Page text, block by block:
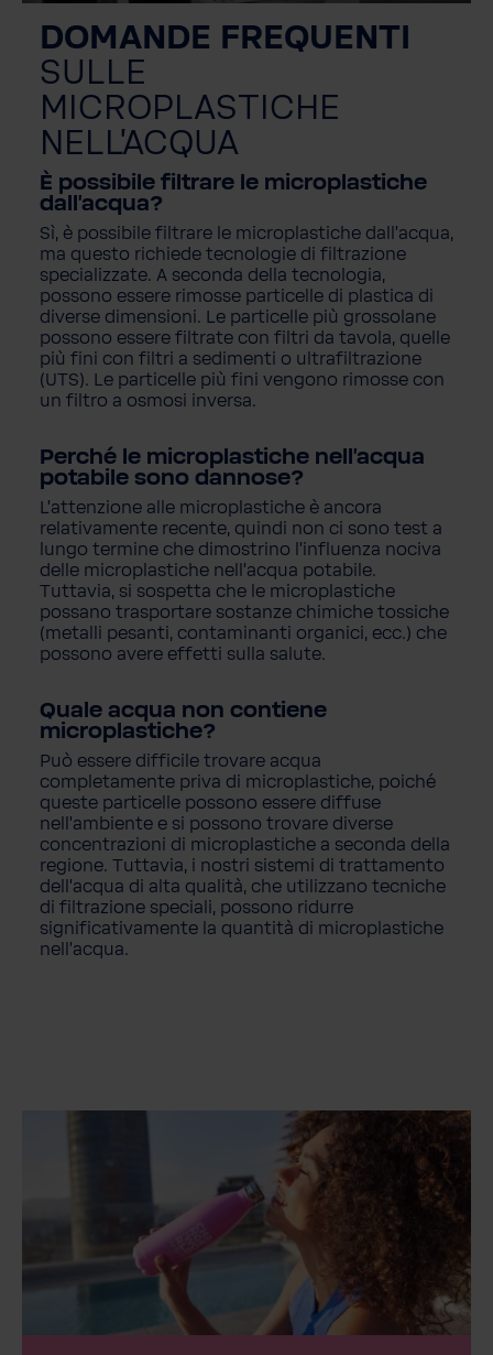
DOMANDE FREQUENTI
SULLE
MICROPLASTICHE
NELL'ACQUA
È possibile filtrare le microplastiche
dall'acqua?
Sì, è possibile filtrare le microplastiche dall'acqua,
ma questo richiede tecnologie di filtrazione
specializzate. A seconda della tecnologia,
possono essere rimosse particelle di plastica di
diverse dimensioni. Le particelle più grossolane
possono essere filtrate con filtri da tavola, quelle
più fini con filtri a sedimenti o ultrafiltrazione
(UTS). Le particelle più fini vengono rimosse con
un filtro a osmosi inversa.
Perché le microplastiche nell'acqua
potabile sono dannose?
L'attenzione alle microplastiche è ancora
relativamente recente, quindi non ci sono test a
lungo termine che dimostrino l'influenza nociva
delle microplastiche nell'acqua potabile.
Tuttavia, si sospetta che le microplastiche
possano trasportare sostanze chimiche tossiche
(metalli pesanti, contaminanti organici, ecc.) che
possono avere effetti sulla salute.
Quale acqua non contiene
microplastiche?
Può essere difficile trovare acqua
completamente priva di microplastiche, poiché
queste particelle possono essere diffuse
nell'ambiente e si possono trovare diverse
concentrazioni di microplastiche a seconda della
regione. Tuttavia, i nostri sistemi di trattamento
dell'acqua di alta qualità, che utilizzano tecniche
di filtrazione speciali, possono ridurre
significativamente la quantità di microplastiche
nell'acqua.